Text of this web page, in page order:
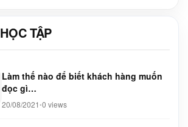
TẬP
Làm thế nào để biết khách hàng muốn
đọc gì…
20/08/2021 •0 views